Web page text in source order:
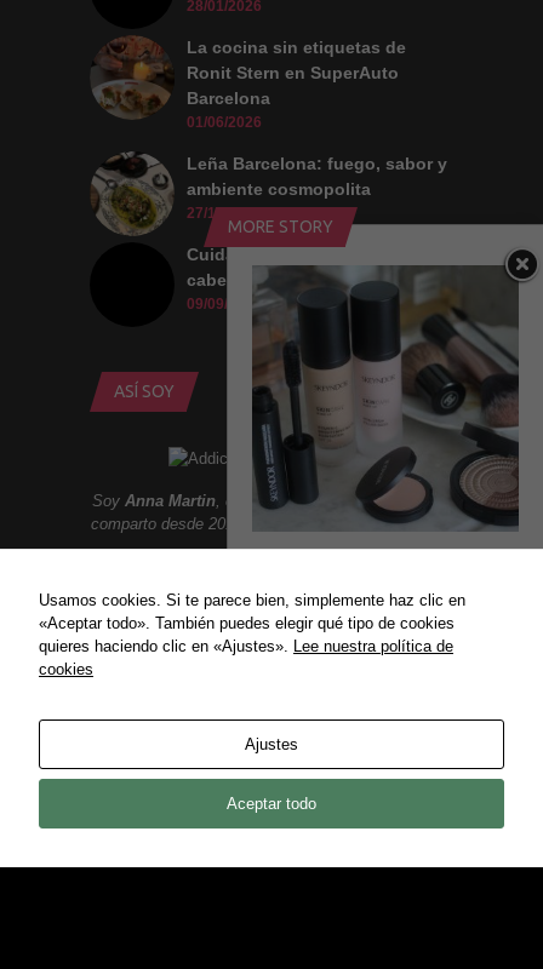
MORE STORY
Personalmente disfruto mucho
pintándome, me gusta arreglarme,
destacar mis facciones, cubrir
imperfecciones.... además...
28/01/2026
La cocina sin etiquetas de
Ronit Stern en SuperAuto
Barcelona
01/06/2026
Leña Barcelona: fuego, sabor y
ambiente cosmopolita
27/10/2025
Cuidado natural para piel y
cabello
09/09/2025
ASÍ SOY
Soy Anna Martin , creadora deAddict Smile
. Aqui
comparto desde 2010 un lifestyle lleno de sonrisas:
Política de privacidad
Usamos cookies. Si te parece bien, simplemente haz clic en
«Aceptar todo». También puedes elegir qué tipo de cookies
quieres haciendo clic en «Ajustes». Lee nuestra política de
cookies
Ajustes
Aceptar todo